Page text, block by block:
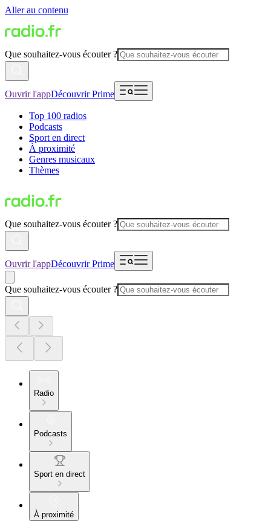
Aller au contenu
Que souhaitez-vous écouter ?
Ouvrir l'appDécouvrir Prime
Top 100 radios
Podcasts
Sport en direct
À proximité
Genres musicaux
Thèmes
Que souhaitez-vous écouter ?
Ouvrir l'appDécouvrir Prime
Que souhaitez-vous écouter ?
Radio
Podcasts
Sport en direct
À proximité